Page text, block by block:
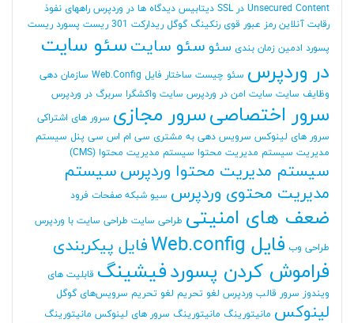
Unsecured Content در SSL
دیتابیس دیدگاه ها در وردپرس راههای نفوذ
رقابت آنلاین رمز عبور قوی رنکینگ گوگل ریدارکت 301 ریست پسورد ریست
پسورد ادمین زمان بندی سئو سئو سایت سئو سایت
در وردپرس سئو چیست ساختار فایل Web.Config
سازمان دهی
وظایف سایت سایت امن در وردپرس سایت واکشگرا سربرگ در وردپرس
سرور اختصاصیسرور مجازی سرور های اشتراکی
سرور های لینوکس سرویس دهی به مشتری سی ام اس سی پنل سیستم
مدیریت سیستم مدیریت محتوا سیستم مدیریت محتوا (CMS)
سیستم مدیریت محتوا وردپرس سیستم
مدیریت محتوی وردپرس سیو شبکه صفحات فرود
ضعف های امنیتی طراحی سایت طراحی سایت با وردپرس
طراحی وب فایل Web.config فایل پیکربندی
فراموش کردن پسوردفیشینگ قابلیت های
ویندوز سرور قالب وردپرس لغو تحریم لغو تحریم سرویس‌های گوگل
لینوکس مانیتورینگ مانیتورینگ سرور های لینوکس مانیتورینگ